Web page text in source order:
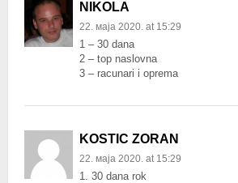
NIKOLA
22. маја 2020. at 15:29
1 – 30 dana
2 – top naslovna
3 – racunari i oprema
KOSTIC ZORAN
22. маја 2020. at 15:29
1. 30 dana rok